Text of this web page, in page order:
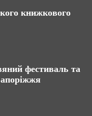
книжкового
фестиваль та